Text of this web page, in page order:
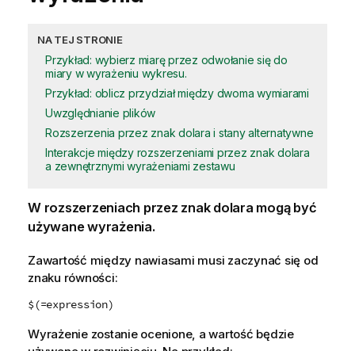
NA TEJ STRONIE
Przykład: wybierz miarę przez odwołanie się do
miary w wyrażeniu wykresu.
Przykład: oblicz przydział między dwoma wymiarami
Uwzględnianie plików
Rozszerzenia przez znak dolara i stany alternatywne
Interakcje między rozszerzeniami przez znak dolara
a zewnętrznymi wyrażeniami zestawu
W rozszerzeniach przez znak dolara mogą być
używane wyrażenia.
Zawartość między nawiasami musi zaczynać się od
znaku równości:
$(=expression)
Wyrażenie zostanie ocenione, a wartość będzie